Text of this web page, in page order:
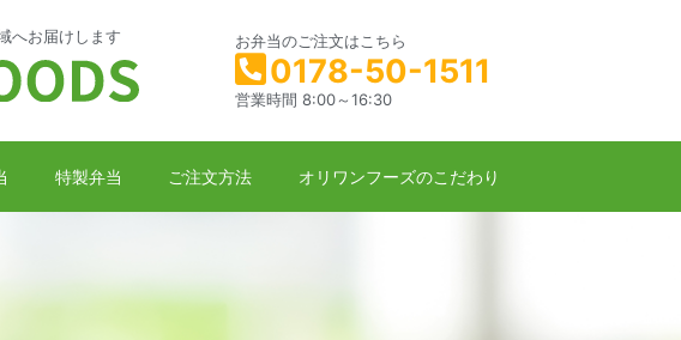
へお届けします お弁当のご注文はこちら
0178-50-1511
営業時間 8:00～16:30
特製弁当 ご注文方法 オリワンフーズのこだわり